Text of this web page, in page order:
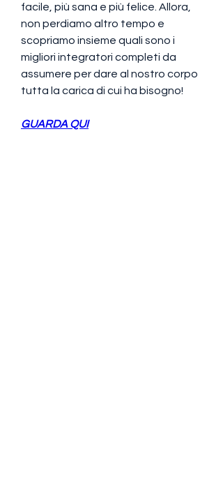
facile, più sana e più felice. Allora,
non perdiamo altro tempo e
scopriamo insieme quali sono i
migliori integratori completi da
assumere per dare al nostro corpo
tutta la carica di cui ha bisogno!
GUARDA QUI